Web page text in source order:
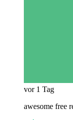
vor 1 Tag
awesome free